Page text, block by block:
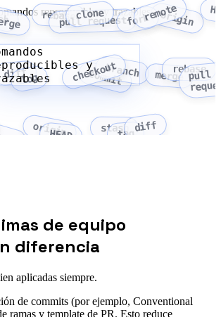
reproducibles y trazables
rebasepull request
clone forkremoteorigin
difflog checkout
commitbranch merge
rebase
pull
origin
HEAD
stashtagdiff
y
de equipo
diferencia
aplicadas siempre.
de commits (por ejemplo, Conventional
ramas y template de PR. Esto reduce